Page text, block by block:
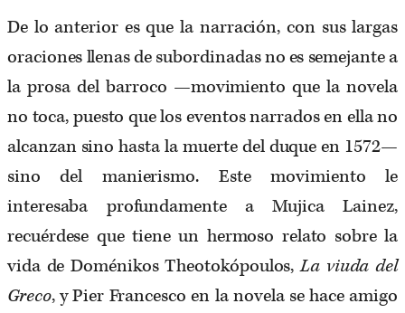
De lo anterior es que la narración, con sus largas
oraciones llenas de subordinadas no es semejante a
la prosa del barroco —movimiento que la novela
no toca, puesto que los eventos narrados en ella no
alcanzan sino hasta la muerte del duque en 1572—
sino del manierismo. Este movimiento le
interesaba profundamente a Mujica Lainez,
recuérdese que tiene un hermoso relato sobre la
vida de Doménikos Theotokópoulos,La viuda del
Greco, y Pier Francesco en la novela se hace amigo